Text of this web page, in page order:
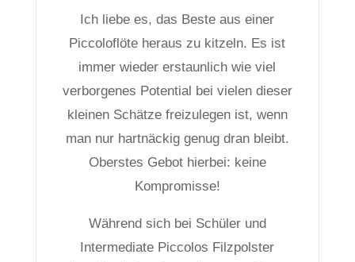
Ich liebe es, das Beste aus einer
Piccoloflöte heraus zu kitzeln. Es ist
immer wieder erstaunlich wie viel
verborgenes Potential bei vielen dieser
kleinen Schätze freizulegen ist, wenn
man nur hartnäckig genug dran bleibt.
Oberstes Gebot hierbei: keine
Kompromisse!
Während sich bei Schüler und
Intermediate Piccolos Filzpolster